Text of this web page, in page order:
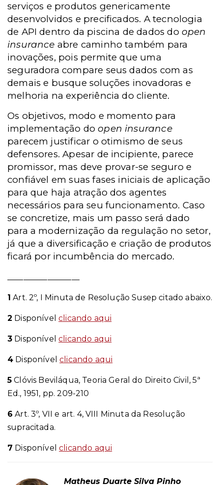
serviços e produtos genericamente
desenvolvidos e precificados. A tecnologia
de API dentro da piscina de dados do open
insurance abre caminho também para
inovações, pois permite que uma
seguradora compare seus dados com as
demais e busque soluções inovadoras e
melhoria na experiência do cliente.
Os objetivos, modo e momento para
implementação doopen insurance
parecem justificar o otimismo de seus
defensores. Apesar de incipiente, parece
promissor, mas deve provar-se seguro e
confiável em suas fases iniciais de aplicação
para que haja atração dos agentes
necessários para seu funcionamento. Caso
se concretize, mais um passo será dado
para a modernização da regulação no setor,
já que a diversificação e criação de produtos
ficará por incumbência do mercado.
1 Art. 2º, I Minuta de Resolução Susep citado abaixo.
2 Disponívelclicando aqui
3 Disponívelclicando aqui
4 Disponívelclicando aqui
5 Clóvis Beviláqua, Teoria Geral do Direito Civil, 5ª
Ed., 1951, pp. 209-210
6 Art. 3º, VII e art. 4, VIII Minuta da Resolução
supracitada.
7 Disponívelclicando aqui
Matheus Duarte Silva Pinho